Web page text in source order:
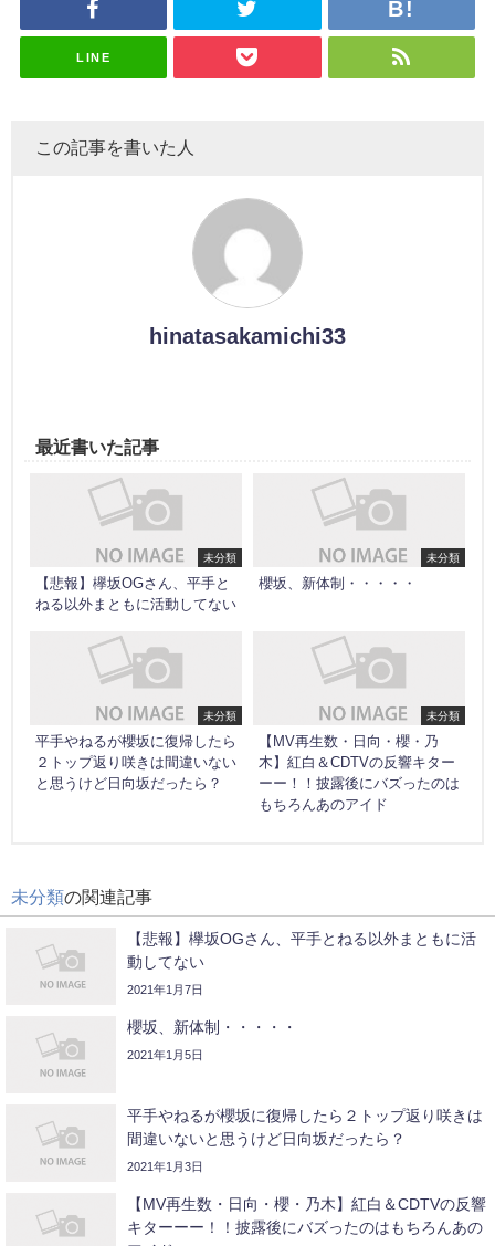
スタジオ出
ナンタラ】
LINE
この記事を書いた人
hinatasakamichi33
最近書いた記事
未分類
【悲報】欅坂OGさん、平手と
ねる以外まともに活動してない
未分類
櫻坂、新体制・・・・・
未分類
平手やねるが櫻坂に復帰したら
２トップ返り咲きは間違いない
と思うけど日向坂だったら？
未分類
【MV再生数・日向・櫻・乃
木】紅白＆CDTVの反響キター
ーー！！披露後にバズったのは
もちろんあのアイド
未分類の関連記事
【悲報】欅坂OGさん、平手とねる以外まともに活
動してない
2021年1月7日
櫻坂、新体制・・・・・
2021年1月5日
平手やねるが櫻坂に復帰したら２トップ返り咲きは
間違いないと思うけど日向坂だったら？
2021年1月3日
【MV再生数・日向・櫻・乃木】紅白＆CDTVの反響
キターーー！！披露後にバズったのはもちろんあの